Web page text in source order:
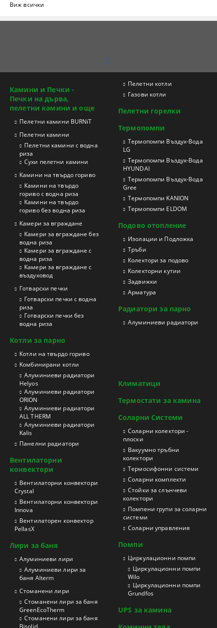
Виж всички
Камини и Печки -
Печки на дърва,
пелетни камини и още
Пелетни камини BURNiT
Пелетни камини
Пелетни камини с водна
риза
Сухи пелетни камини
Камини на твърдо гориво
Камини на твърдо
гориво с водна риза
Камини на твърдо
гориво без водна риза
Камери за вграждане
Камери за вграждане без
водна риза
Камери за вграждане с
водна риза
Камери за вграждане с
въздуховод
Готварски печки
Готварски печки с водна
риза
Готварски печки без
водна риза
Котли за парно
Котли на твърдо гориво
Kомбинирани котли
Пелетни котли
Газови котли
Пелетни горелки
Термопомпи
Tермопомпи Въздух-Вода
LG
Термопомпи Въздух-Вода
HYUNDAI
Термопомпи Въздух-Вода
Gree
Термопомпи KANION
Термопомпи ELDOM
Подово отопление
Изолации и Подложка
Тръби
Колектори за подово
Колекторни кутии
Задвижки
Арматура
Радиатори за парно
Aлуминиеви радиатори
Aлуминиеви радиатори
Helyos
Aлуминиеви радиатори
ORION
Aлуминиеви радиатори
ALL THERM
Aлуминиеви радиатори
Kalis
Панелни радиатори
Вентилаторни
конвектори
Вентилаторни конвектори
Crystal
Вентилаторни конвектори
Innova
Вентилаторен конвектор
PellasX
Лири за баня
Aлуминиеви лири
Алуминиеви лири за
баня Alterm
Стоманени лири
Стоманени лири за баня
GreenEcoTherm
Стоманени лири за баня
Климатици
Термостати за камина
Соларни Системи
Соларни колектори -
плоски
Вакуумно тръбни
колектори
Термосифонни системи
Соларни комплекти
Стойки за слънчеви
колектори
Помпени групи за соларни
системи
Соларни управления
Помпи
Циркулационни помпи
Циркулационни помпи
Wilo
Циркулационни помпи
Grundfos
UPS за камина